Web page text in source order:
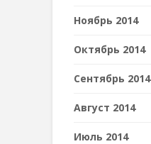
Ноябрь 2014
Октябрь 2014
Сентябрь 2014
Август 2014
Июль 2014